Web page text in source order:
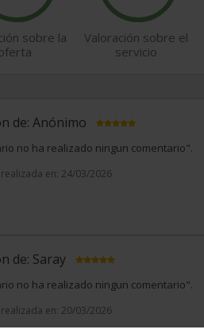
sobre la
Valoración sobre el
servicio
de: Anónimo
no ha realizado ningun comentario".
en: 24/03/2026
de: Saray
no ha realizado ningun comentario".
en: 20/03/2026